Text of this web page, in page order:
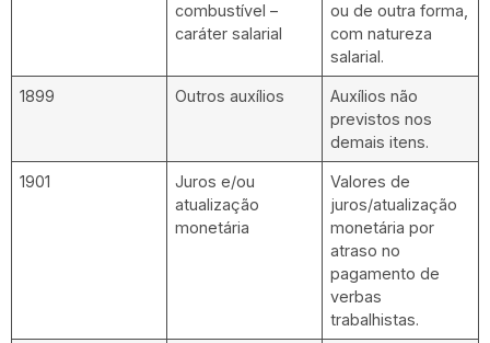
combustível –
caráter salarial
ou de outra forma,
com natureza
salarial.
1899 Outros auxílios
Auxílios não
previstos nos
demais itens.
1901
Juros e/ou
atualização
monetária
Valores de
juros/atualização
monetária por
atraso no
pagamento de
verbas
trabalhistas.